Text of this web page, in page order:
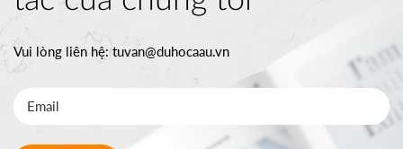
Vui lòng liên hệ: tuvan@duhocaau.vn